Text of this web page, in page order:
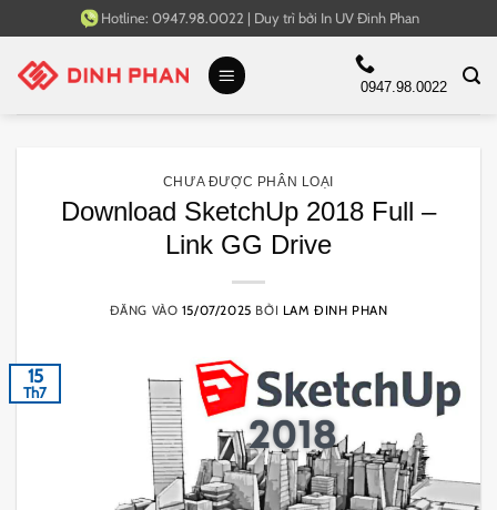
qua
nội
Hotline: 0947.98.0022 | Duy trì bởi In UV Đinh Phan
0947.98.0022
CHƯA ĐƯỢC PHÂN LOẠI
Download SketchUp 2018 Full –
Link GG Drive
ĐĂNG VÀO 15/07/2025 BỞI LAM ĐINH PHAN
15
Th7